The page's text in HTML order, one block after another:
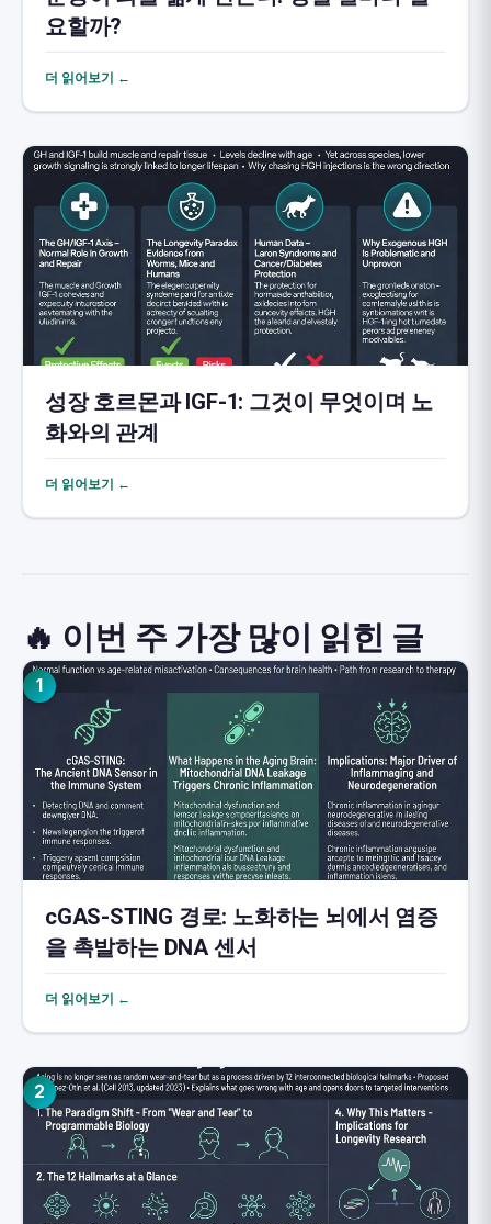
요할까?
더 읽어보기 ←
성장 호르몬과 IGF-1: 그것이 무엇이며 노
화와의 관계
더 읽어보기 ←
🔥 이번 주 가장 많이 읽힌 글
1
cGAS-STING 경로: 노화하는 뇌에서 염증
을 촉발하는 DNA 센서
더 읽어보기 ←
2